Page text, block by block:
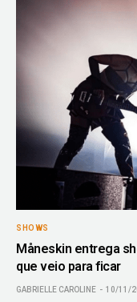
SHOWS
Måneskin entrega
que veio para ficar
GABRIELLE CAROLINE 10/11/